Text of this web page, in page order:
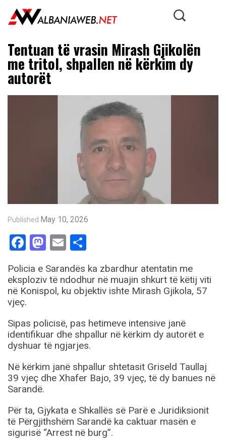
Tentuan të vrasin Mirash Gjikolën
me tritol, shpallen në kërkim dy
autorët
Published May 10, 2026
Facebook
Mastodon
Email
Policia e Sarandës ka zbardhur atentatin me
eksploziv të ndodhur në muajin shkurt të këtij viti
në Konispol, ku objektiv ishte Mirash Gjikola, 57
vjeç.
Sipas policisë, pas hetimeve intensive janë
identifikuar dhe shpallur në kërkim dy autorët e
dyshuar të ngjarjes.
Në kërkim janë shpallur shtetasit Griseld Taullaj
39 vjeç dhe Xhafer Bajo, 39 vjeç, të dy banues në
Sarandë.
Për ta, Gjykata e Shkallës së Parë e Juridiksionit
të Përgjithshëm Sarandë ka caktuar masën e
sigurisë “Arrest në burg”.